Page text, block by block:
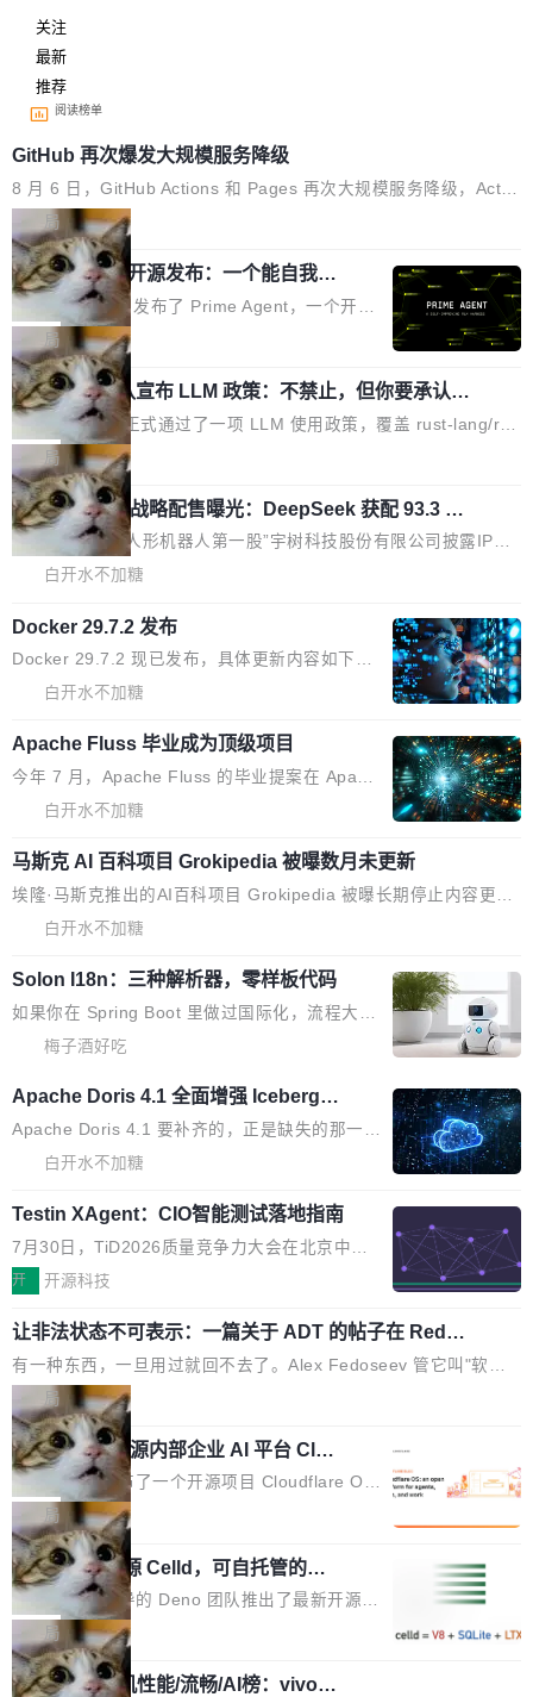
关注
最新
推荐
阅读榜单
GitHub 再次爆发大规模服务降级
8 月 6 日，GitHub Actions 和 Pages 再次大规模服务降级，Actio
ns 完全不可用超过 5 小时，webhook 停发，连自托管 runner 也
因调度层故障无法工作。Pages、Copilot code review、Copilot c
oding agent 全部受影响。从检测到完全恢复，大约 12 小时。 这
是 2026 年 8 月的第六起事故，其中四起与 AI/Copilot 服务相关。
GitHub 员工 kdaigle 在 HN 讨论中贴出了一组数据：2025 年全年
10 亿次 commit。现在，每周 2.75 亿次，全年预计 140 亿次。Gi
tHub...
局
Prime Agent 开源发布：一个能自我改
进的编程 Agent，ARC-AGI 3 超越人类
专家基线
Prime Intellect 发布了 Prime Agent，一个开源
的编程 Agent Harness，核心设计围绕两个抽
象：Recursive Language Model（RLM）和 C
ontinual Harness。在 ARC-AGI 3 基准测试
上，Prime Agent + Opus 5 的组合达到了 95.
5% RHAE Best@1，超过了 ARC 报告的人类专
家基线 95.4%。 不是又一个 coding agent 包装
器 Prime Agent 的架构和市面上大多数 coding
agent 有本质区别。大多数 agent harness 的设
计是基于早期模型的能力—...
局
Rust 项目团队宣布 LLM 政策：不禁止，但你要承认哪
些代码不是你写的
Rust 语言项目正式通过了一项 LLM 使用政策，覆盖 rust-lang/rus
t 单一仓库的代码贡献。这不是项目级别的官方立场，目前由五个
团队采纳，但它可能是主流开源项目中关于 AI 辅助贡献最细致的一
份规则。 政策的核心只有一句话：LLM 可以用来分析、提炼、审
阅、建议，但不能用来创作。 具体来说，LLM 生成的代码可以提
交，但必须满足五个条件：预先安排、非关键、高质量、充分测
更，除非作者本身就是领域专家。即使如此，政策也"强烈不建
议"这么做。 对于不披露的情况，审核者可以直接关闭 PR，无需解
释。 政策作者 Jynn Ne...
局
宇树科技 IPO 战略配售曝光：DeepSeek 获配 93.3 万
股，锁定 36 个月
8月6日晚间，“人形机器人第一股”宇树科技股份有限公司披露IPO
发行价格及战略配售结果，杭州深度求索人工智能基础技术研究有
计算，认购金额约1.41亿元，股份锁定期为36个月。 公告显示，
本次宇树科技战略配售对象主要包括长期投资机构、与公司业务具
有战略合作关系或长期合作愿景的大型企业、科创板保荐人跟投子
计划。其中，DeepSeek作为与宇树科技具备战略合作关系的企
业，获配股份数量占本次发行数量的2.31%。 除DeepSeek外，腾
讯旗下上海启善投资有限公司获配9...
白开水不加糖
Docker 29.7.2 发布
Docker 29.7.2 现已发布，具体更新内容如下：
Bug fixes and enhancements 修复多次传递同
service update会发生 panic 的问题。docker/cl
i#7145 修复了 Docker Engine 29.7.0 中引入的
一个回归问题，该问题导致拉取镜像时会拒绝包
像构建工具生成）。moby/moby#53305 修复了
Docker Engine 29.7.0 中引入的一个回归问
题，该问题可能导致在旧版 Linux 内核...
白开水不加糖
Apache Fluss 毕业成为顶级项目
今年 7 月，Apache Fluss 的毕业提案在 Apach
e 孵化器项目管理委员会（IPMC）投票中获得
准。今天，Apache 软件基金会正式宣布 Apach
e Fluss 孵化毕业，成为 Apache 顶级项目（TL
P）！这一里程碑不仅标志着 Fluss 迈入新的发
AI 数据基础加速融合，为实时数据基础设施的发
展开启新的篇章。
白开水不加糖
马斯克 AI 百科项目 Grokipedia 被曝数月未更新
埃隆·马斯克推出的AI百科项目 Grokipedia 被曝长期停止内容更
新，未能实现其作为“AI版维基百科”替代品的目标。 据 Lawfare 最
去三个月内没有任何条目完成更新，用户提交的编辑请求也长期处
于待处理状态。 Grokipedia 于去年底上线，定位为由人工智能生
成内容的百科平台，被马斯克视为传统众包百科网站维基百科的替
未出现近期更新，相关问题并非局限于特定领域，而是在不同主题
和访问量页面中普遍存在。 调查人员最初认为，Grokipedia可能只
是限...
白开水不加糖
Solon I18n：三种解析器，零样板代码
如果你在 Spring Boot 里做过国际化，流程大概
是这样的：配 MessageSource 的 Bean、写 R
声明 LocaleResolver、注册 LocaleChangeInt
erceptor…五六步之后才能看到第一行翻译文
本。 Solon 换了个方式。整个 i18n 模块围绕三
XML、没有拦截器注册、没有样板配置。 资源
文件的约定 把文件放到 resources/i18n/ 下： r
梅子酒好吃
Apache Doris 4.1 全面增强 Iceberg：
支持 UPDATE、MERGE INTO 与 Iceb
erg V3
Apache Doris 4.1 要补齐的，正是缺失的那一
半。在已有查询能力的基础上，Doris 进一步支
据修改操作、完整的表结构管理与分区演进，以
及 rewrite_data_files、expire_snapshots 等日
常维护操作，并完整支持 Iceberg V3 格式。
白开水不加糖
Testin XAgent：CIO智能测试落地指南
7月30日，TiD2026质量竞争力大会在北京中关
村国家自主创新示范区会议中心开幕。本届大会
“智构可信·质创未来——AI原生时代的质量新范
式”为主题，直面AI从实验室走向规模化产业落地
的核心质量命题。会上，《2026智能研发生产力
工具选型手册》发布，Testin云测的Testin XAge
nt智能测试系统入选AI测试领域代表产品。对CI
O而言，这提示了一个转变：AI测试正在从效率
工具升级为企业的质量基础设施。 CIO面对的新
现实 过去两年，CIO们的焦虑清单上多了两项：
一是如何让大模型和智能体应用安全地从PoC走
向生产，二是如何让测试团队跟得上AI应用...
开 开源科技
让非法状态不可表示：一篇关于 ADT 的帖子在 Reddit
火了
有一种东西，一旦用过就回不去了。Alex Fedoseev 管它叫"软件
设计的基石"。 他说的东西不新鲜——代数数据类型（ADT），尤
其是和类型（sum type）。但他说清楚了一件事：这不是类型系统
的学术体操，是日常编码的思维方式。 文章从一个简单的例子切
入。一个网站的深色主题设置，如果用布尔值 + 可空字段来表示
——boolean 表示是否可切换，nullable 的默认模式、浅色方案、
深色方案——会产生大量无意义的组合。方案缺了、配置冲突了、
全 null 了。要知道哪些组合有效，作者说，你得靠"文档、校验、
或者部落知识"。 换个写法。Rust 的 enum，两个变体：Switchabl
e...
局
Cloudflare 开源内部企业 AI 平台 Clou
dflare OS
Cloudflare 发布了一个开源项目 Cloudflare O
S。如果你只看官方博客，你会觉得这是又一
个"AI 知识库 + 聊天机器人"——每个大厂都在
做，没什么新鲜的。 但 Kenton Varda 在 Twitte
r 上把事情说清楚了： 今天我们发布了 Cloudfla
re OS，一个带连接器的聊天机器人，跟其他所
有科技公司做的一样。只不过，实际上它不一
样。这是 Sandstorm.io 的重制版，我十年前的
局
Deno 团队开源 Celld，可自托管的分
布式 Durable Objects
Ryan Dahl 领导的 Deno 团队推出了最新开源项
目 Celld，一个能在自己机器上运行 Cloudflare
Workers 和 Durable Objects 的守护进程。 设
计思路很直接：每个对象是一个独立的 SQLite
局
鲁大师7月新机性能/流畅/AI榜：vivo夺